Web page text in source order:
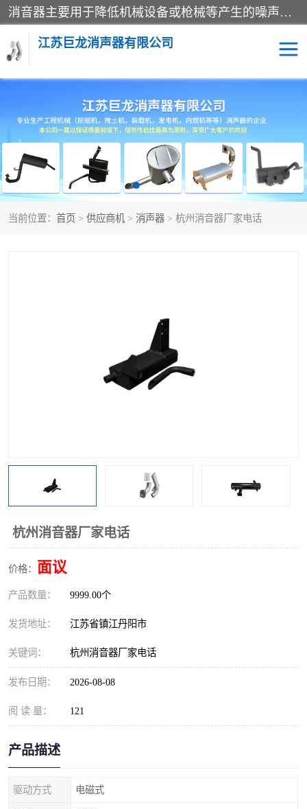
消音器主要用于降低机械设备或枪械等产生的噪声。它通过阻尼或增加排气面积来降低排气速度和功率，从而降低噪声。常见的消音器类型包括阻性消声器、抗性消声器、共振消声器以及阻抗复合式消声器等。这些消音器各有特点，适用于不同频率的噪声消除。
江苏巨龙消声器有限公司
当前位置： 首页 > 供应商机 > 消声器 > 杭州消音器厂家电话
杭州消音器厂家电话
价格： 面议
产品数量： 9999.00个
发货地址： 江苏省镇江丹阳市
关键词： 杭州消音器厂家电话
发布日期： 2026-08-08
阅 读 量： 121
产品描述
驱动方式 电磁式
消声器